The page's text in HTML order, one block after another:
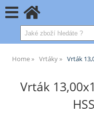
Home Vrtáky Vrták
Vrták